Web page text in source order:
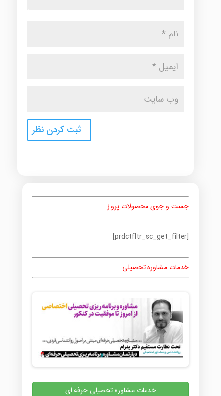
جست و جوی محصولات پرواز
[prdctfltr_sc_get_filter]
خدمات مشاوره تحصیلی
خدمات مشاوره تحصیلی حرفه ای